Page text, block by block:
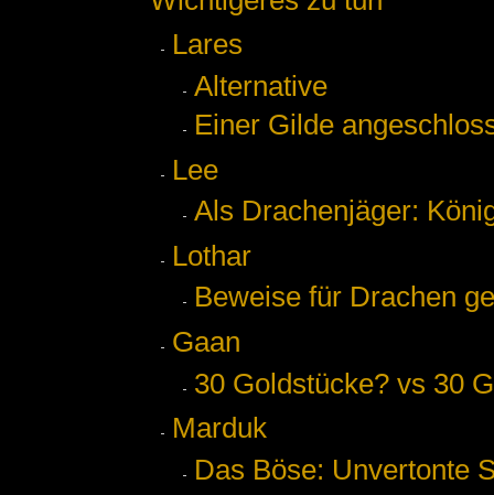
Lares
Alternative
Einer Gilde
Lee
Als Drachenjäger:
Lothar
Beweise für Drachen
Gaan
30 Goldstücke? vs 30
Marduk
Das Böse: Unvertonte